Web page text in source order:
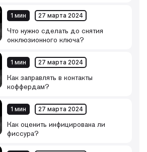
1 мин 27 марта 2024
Что нужно сделать до снятия
окклюзионного ключа?
1 мин 27 марта 2024
Как заправлять в контакты
коффердам?
1 мин 27 марта 2024
Как оценить инфицирована ли
фиссура?